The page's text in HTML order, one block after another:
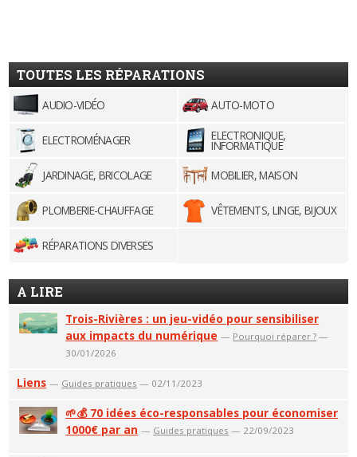
TOUTES LES RÉPARATIONS
AUDIO-VIDÉO AUTO-MOTO
ELECTROMÉNAGER ELECTRONIQUE,
INFORMATIQUE
JARDINAGE, BRICOLAGE
MOBILIER, MAISON
PLOMBERIE-CHAUFFAGE VÊTEMENTS, LINGE, BIJOUX
RÉPARATIONS DIVERSES
A LIRE
Trois-Rivières : un jeu-vidéo pour sensibiliser
aux impacts du numérique — Pourquoi réparer ? —
30/01/2026
Liens — Guides pratiques — 02/11/2023
🌱💰 70 idées éco-responsables pour économiser
1000€ par an — Guides pratiques — 22/09/2023